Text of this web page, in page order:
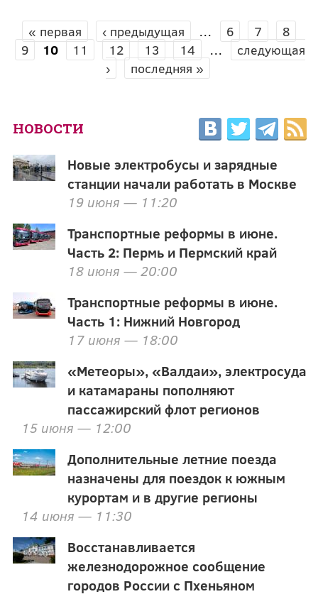
СТРАНИЦЫ
« первая ‹ предыдущая … 6 7
8
9
10 11 12 13 14 …
следующая
›
последняя »
НОВОСТИ
Новые электробусы и зарядные
станции начали работать в Москве
19 июня — 11:20
Транспортные реформы в июне.
Часть 2: Пермь и Пермский край
18 июня — 20:00
Транспортные реформы в июне.
Часть 1: Нижний Новгород
17 июня — 18:00
«Метеоры», «Валдаи», электросуда
и катамараны пополняют
пассажирский флот регионов
15 июня — 12:00
Дополнительные летние поезда
назначены для поездок к южным
курортам и в другие регионы
14 июня — 11:30
Восстанавливается
железнодорожное сообщение
городов России с Пхеньяном